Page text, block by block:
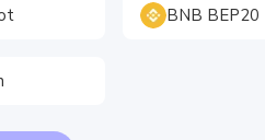
BNB BEP20